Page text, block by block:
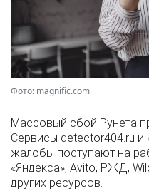
Фото: magnific.com
Массовый сбой Рунета
Сервисы detector404.ru и
жалобы поступают на
«Яндекса», Avito, РЖД,
других ресурсов.